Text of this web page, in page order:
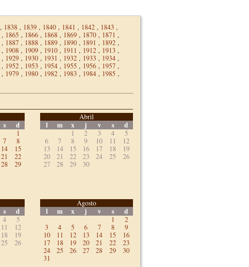
, 1838 , 1839 , 1840 , 1841 , 1842 , 1843 ,
, 1865 , 1866 , 1868 , 1869 , 1870 , 1871 ,
, 1887 , 1888 , 1889 , 1890 , 1891 , 1892 ,
, 1908 , 1909 , 1910 , 1911 , 1912 , 1913 ,
, 1929 , 1930 , 1931 , 1932 , 1933 , 1934 ,
, 1952 , 1953 , 1954 , 1955 , 1956 , 1957 ,
, 1979 , 1980 , 1982 , 1983 , 1984 , 1985 ,
s d
1
7
8
14
15
21
22
28
29
Abril
l m x j v s d
1 2 3 4
5
6
7 8 9 10 11
12
13
14 15 16 17 18
19
20
21 22 23 24 25
26
27
28 29 30
s d
4
5
11
12
18
19
25
26
Agosto
l m x j v s d
1
2
3
4 5 6 7 8
9
10
11 12 13 14 15
16
17
18 19 20 21 22
23
24
25 26 27 28 29
30
31